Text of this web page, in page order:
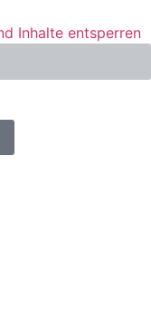
Inhalte entsperren